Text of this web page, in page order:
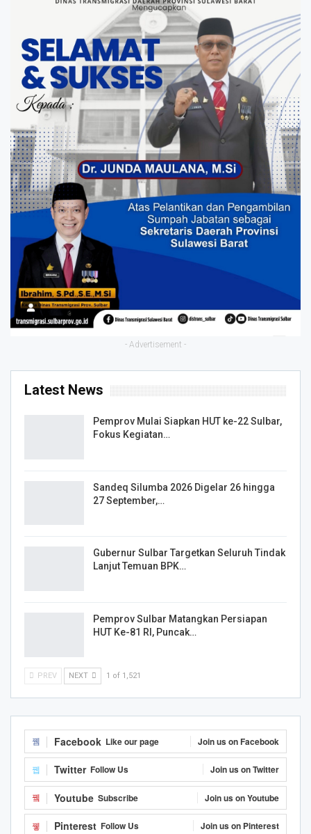
- Advertisement -
Latest News
Pemprov Mulai Siapkan HUT ke-22 Sulbar,
Fokus Kegiatan…
Sandeq Silumba 2026 Digelar 26 hingga
27 September,…
Gubernur Sulbar Targetkan Seluruh Tindak
Lanjut Temuan BPK…
Pemprov Sulbar Matangkan Persiapan
HUT Ke-81 RI, Puncak…
PREV NEXT 1 of 1,521
Facebook Like our page Join us on Facebook
Twitter Follow Us Join us on Twitter
Youtube Subscribe Join us on Youtube
Pinterest Follow Us Join us on Pinterest